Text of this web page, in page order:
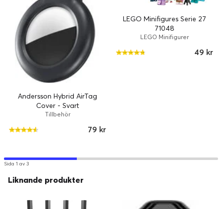
Andersson Hybrid AirTag
Cover - Svart
Tillbehör
79 kr
LEGO Minifigures Serie 27
71048
LEGO Minifigurer
49 kr
Sida 1 av 3
Liknande produkter